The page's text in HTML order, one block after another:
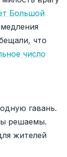
Большой
что
число
гавань.
решаемы.
жителей